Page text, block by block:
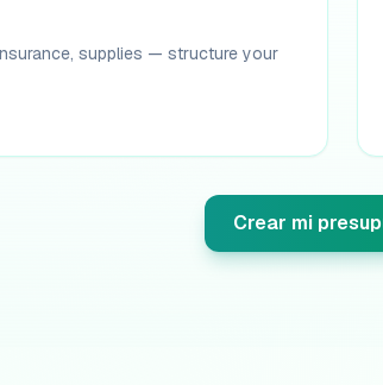
supplies — structure your
Crear mi